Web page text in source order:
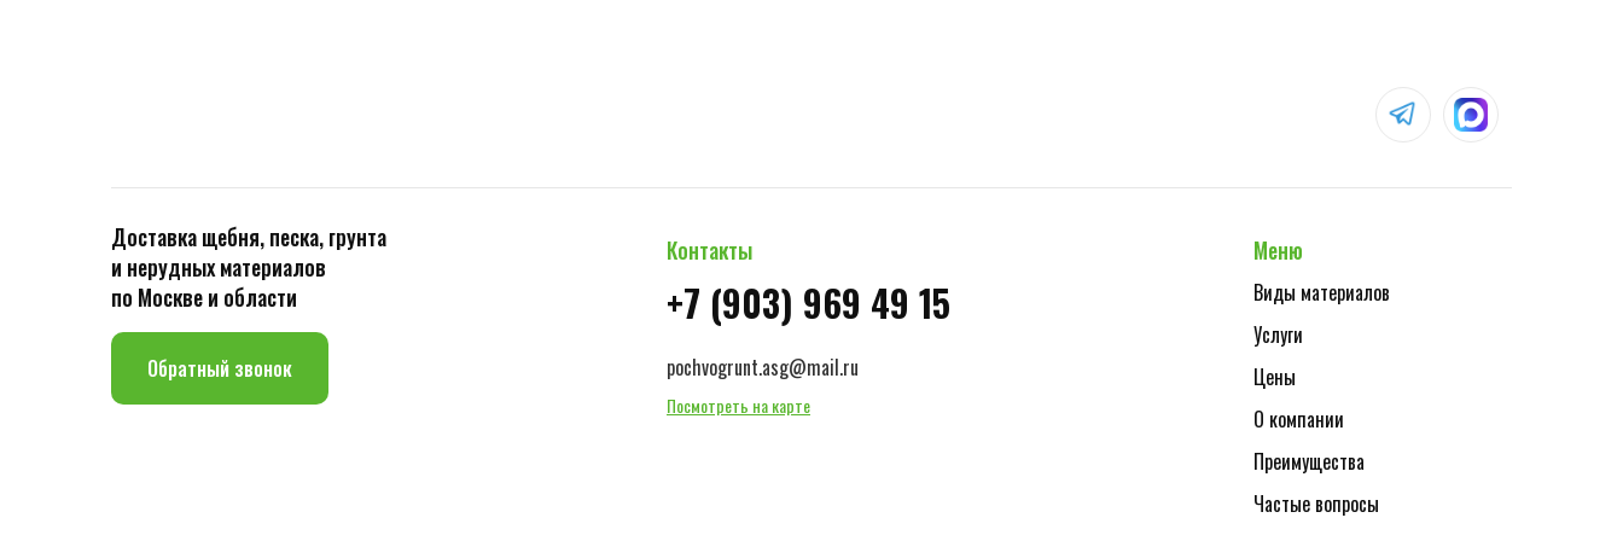
Доставка щебня, песка, грунта
и нерудных материалов
по Москве и области
Обратный звонок
Контакты
+7 (903) 969 49 15
pochvogrunt.asg@mail.ru
Меню
Виды материалов
Услуги
Цены
О компании
Преимущества
Частые вопросы
Посмотреть на карте